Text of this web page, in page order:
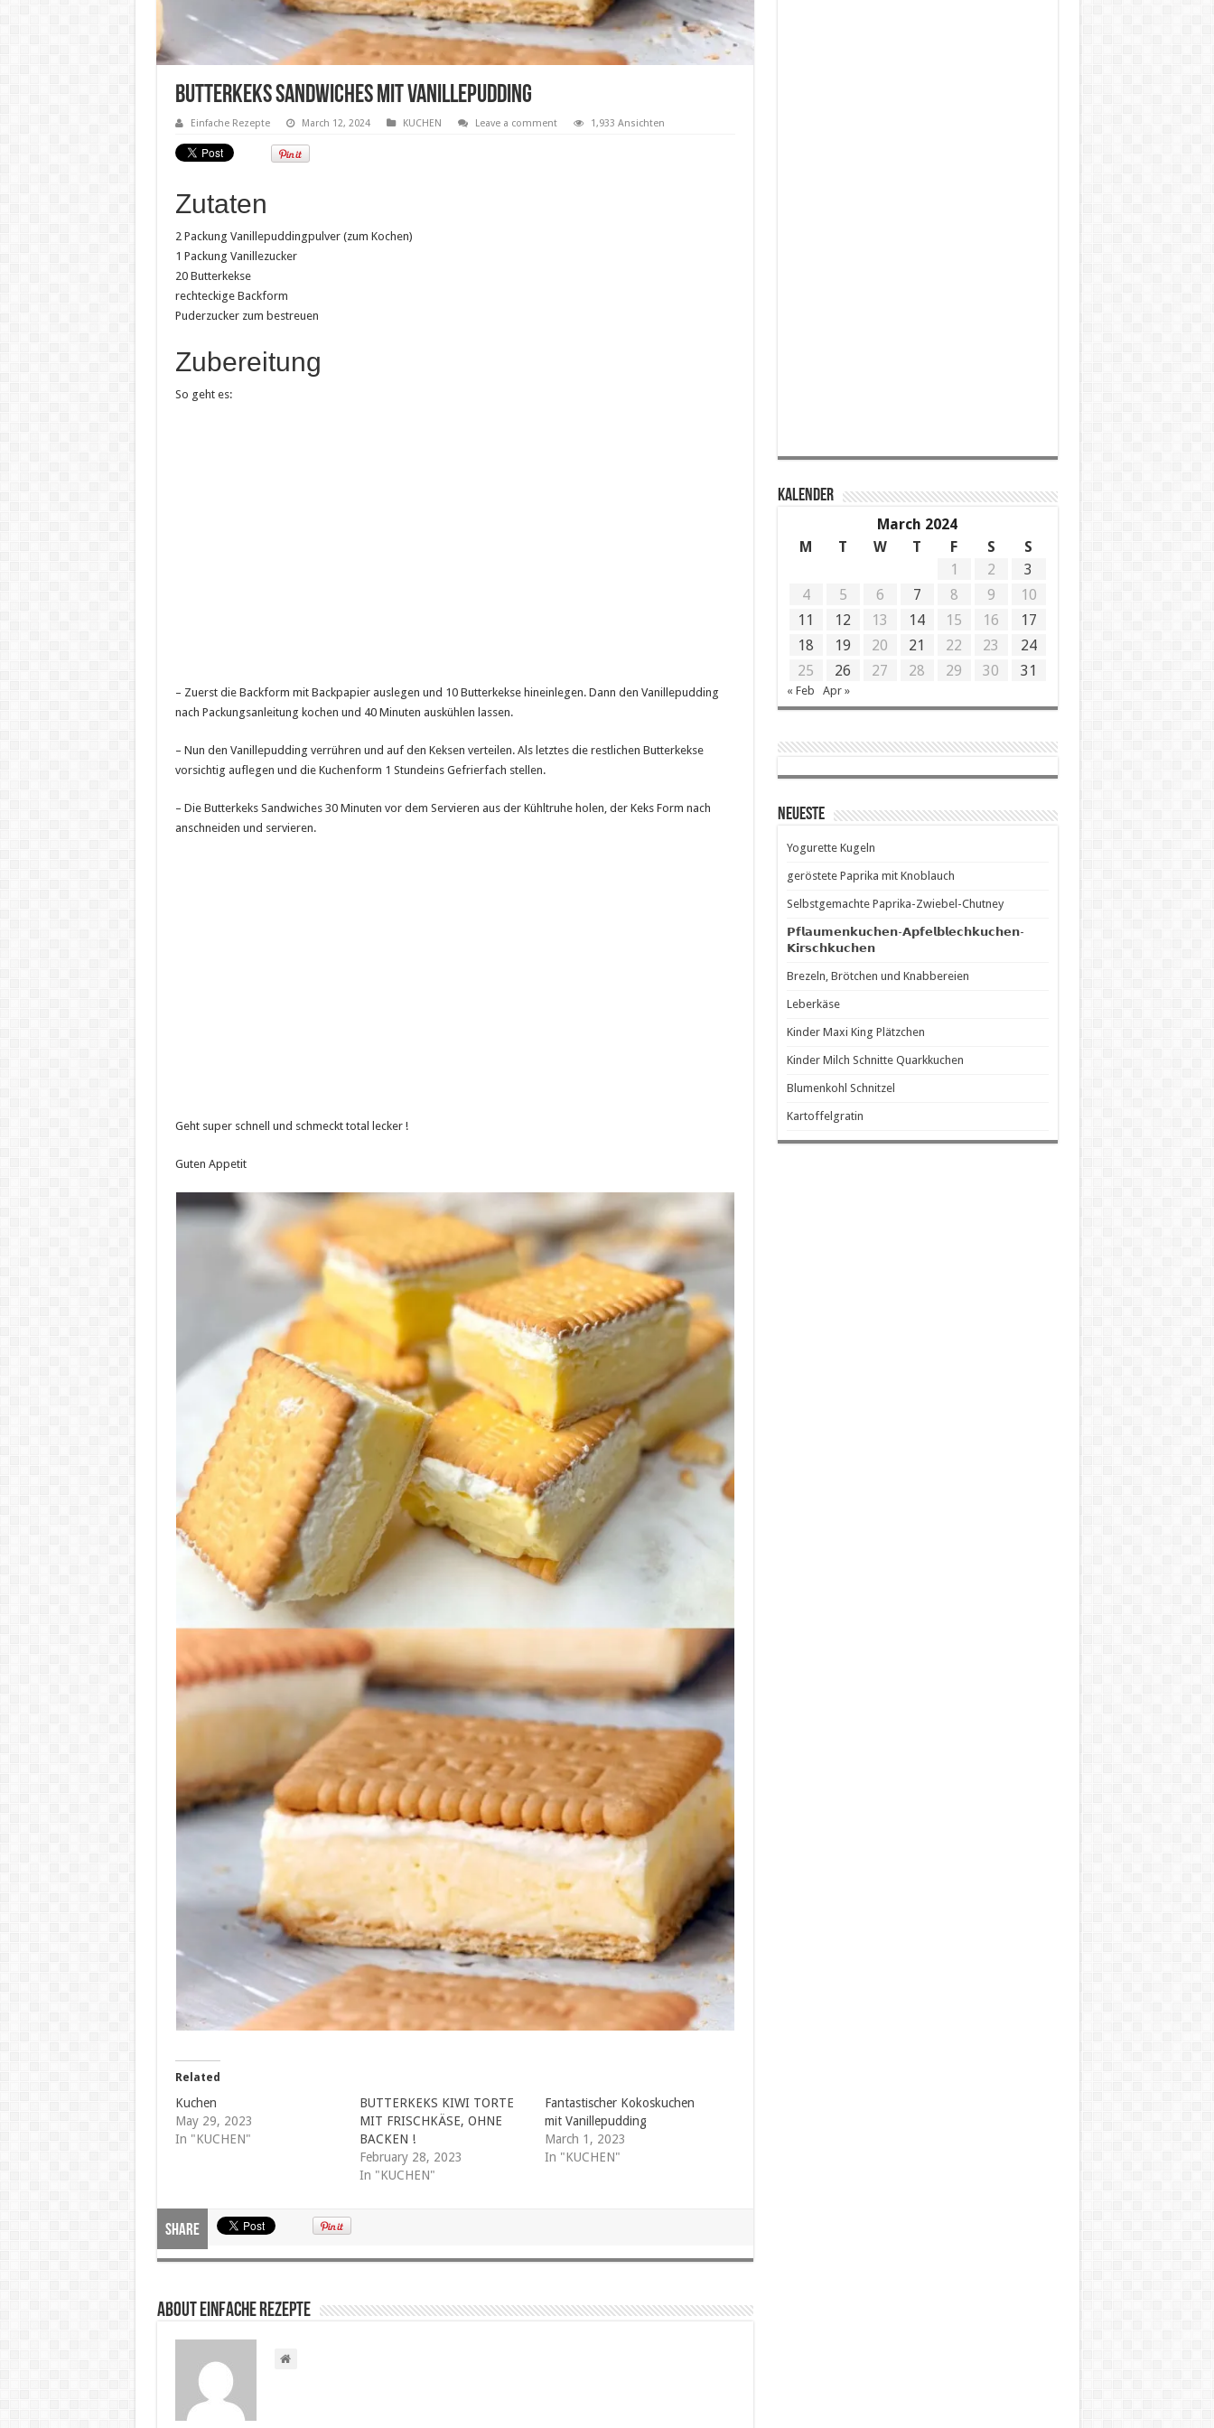
Butterkeks Sandwiches mit Vanillepudding
Einfache Rezepte March 12, 2024 KUCHEN Leave a comment 1,933 Ansichten
Zutaten
2 Packung Vanillepuddingpulver (zum Kochen)
1 Packung Vanillezucker
20 Butterkekse
rechteckige Backform
Puderzucker zum bestreuen
Zubereitung
So geht es:
– Zuerst die Backform mit Backpapier auslegen und 10 Butterkekse hineinlegen. Dann den Vanillepudding
nach Packungsanleitung kochen und 40 Minuten auskühlen lassen.
– Nun den Vanillepudding verrühren und auf den Keksen verteilen. Als letztes die restlichen Butterkekse
vorsichtig auflegen und die Kuchenform 1 Stundeins Gefrierfach stellen.
– Die Butterkeks Sandwiches 30 Minuten vor dem Servieren aus der Kühltruhe holen, der Keks Form nach
anschneiden und servieren.
Geht super schnell und schmeckt total lecker !
Guten Appetit
Related
Kuchen
May 29, 2023
In "KUCHEN"
BUTTERKEKS KIWI TORTE
MIT FRISCHKÄSE, OHNE
BACKEN !
February 28, 2023
In "KUCHEN"
Fantastischer Kokoskuchen
mit Vanillepudding
March 1, 2023
In "KUCHEN"
Share
About Einfache Rezepte
KALENDER
March 2024
M
T W T F S
S
1
2
3
4
5 6 7 8 9
10
11
12 13 14 15 16
17
18
19 20 21 22 23
24
25
26 27 28 29 30 31
« Feb Apr »
Neueste
Yogurette Kugeln
geröstete Paprika mit Knoblauch
Selbstgemachte Paprika-Zwiebel-Chutney
𝗣𝗳𝗹𝗮𝘂𝗺𝗲𝗻𝗸𝘂𝗰𝗵𝗲𝗻-𝗔𝗽𝗳𝗲𝗹𝗯𝗹𝗲𝗰𝗵𝗸𝘂𝗰𝗵𝗲𝗻-
𝗞𝗶𝗿𝘀𝗰𝗵𝗸𝘂𝗰𝗵𝗲𝗻
Brezeln, Brötchen und Knabbereien
Leberkäse
Kinder Maxi King Plätzchen
Kinder Milch Schnitte Quarkkuchen
Blumenkohl Schnitzel
Kartoffelgratin